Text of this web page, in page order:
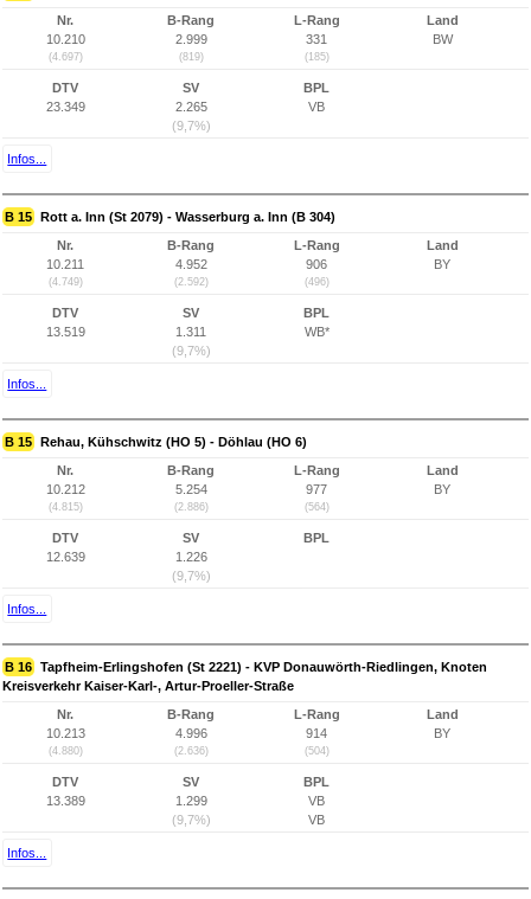
Nr.
10.210
(4.697)
B-Rang
2.999
(819)
L-Rang
331
(185)
Land
BW
DTV
23.349
SV
2.265
(9,7%)
BPL
VB
Infos...
B 15 Rott a. Inn (St 2079) - Wasserburg a. Inn (B 304)
Nr.
10.211
(4.749)
B-Rang
4.952
(2.592)
L-Rang
906
(496)
Land
BY
DTV
13.519
SV
1.311
(9,7%)
BPL
WB*
Infos...
B 15 Rehau, Kühschwitz (HO 5) - Döhlau (HO 6)
Nr.
10.212
(4.815)
B-Rang
5.254
(2.886)
L-Rang
977
(564)
Land
BY
DTV
12.639
SV
1.226
(9,7%)
BPL
Infos...
B 16 Tapfheim-Erlingshofen (St 2221) - KVP Donauwörth-Riedlingen, Knoten
Kreisverkehr Kaiser-Karl-, Artur-Proeller-Straße
Nr.
10.213
(4.880)
B-Rang
4.996
(2.636)
L-Rang
914
(504)
Land
BY
DTV
13.389
SV
1.299
(9,7%)
BPL
VB
VB
Infos...